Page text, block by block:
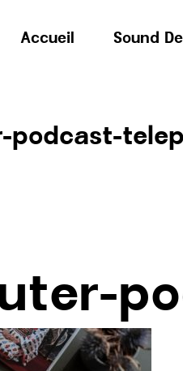
Accueil Sound
podcast-